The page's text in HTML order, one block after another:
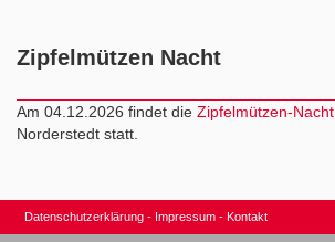
Zipfelmützen Nacht
Am 04.12.2026 findet die Zipfelmützen-Nacht
Norderstedt statt.
Datenschutzerklärung Impressum Kontakt